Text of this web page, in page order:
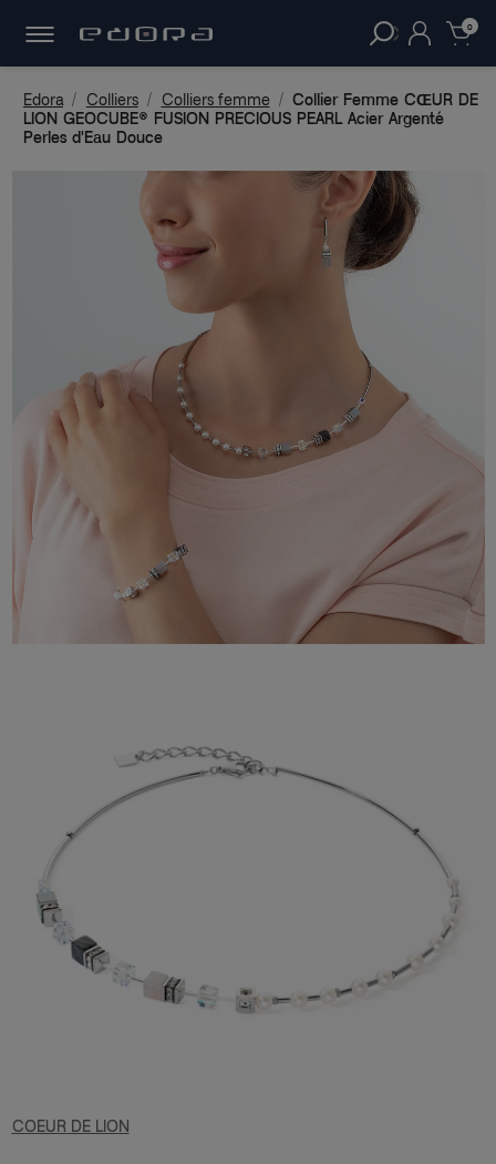
clear 0
Edora Colliers Colliers femme
Collier Femme CŒUR DE
LION GEOCUBE® FUSION PRECIOUS PEARL Acier Argenté
Perles d'Eau Douce
COEUR DE LION